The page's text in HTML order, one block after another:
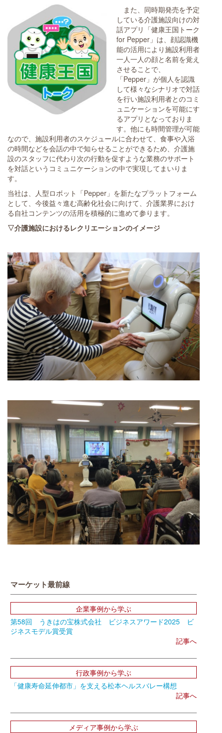
また、同時期発売を予定
している介護施設向けの対
話アプリ「健康王国トーク
for Pepper」は、顔認識機
能の活用により施設利用者
一人一人の顔と名前を覚え
させることで、
「Pepper」が個人を認識
して様々なシナリオで対話
を行い施設利用者とのコミ
ュニケーションを可能にす
るアプリとなっておりま
す。他にも時間管理が可能
なので、施設利用者のスケジュールに合わせて、食事や入浴
の時間などを会話の中で知らせることができるため、介護施
設のスタッフに代わり次の行動を促すような業務のサポート
を対話というコミュニケーションの中で実現してまいりま
す。
当社は、人型ロボット「Pepper」を新たなプラットフォーム
として、今後益々進む高齢化社会に向けて、介護業界におけ
る自社コンテンツの活用を積極的に進めて参ります。
▽介護施設におけるレクリエーションのイメージ
マーケット最前線
企業事例から学ぶ
第58回 うきはの宝株式会社 ビジネスアワード2025 ビ
ジネスモデル賞受賞
記事へ
行政事例から学ぶ
「健康寿命延伸都市」を支える松本ヘルスバレー構想
記事へ
メディア事例から学ぶ